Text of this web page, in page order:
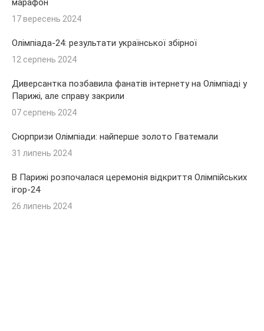
марафон
17 вересень 2024
Олімпіада-24: результати української збірної
12 серпень 2024
Диверсантка позбавила фанатів інтернету на Олімпіаді у
Парижі, але справу закрили
07 серпень 2024
Сюрпризи Олімпіади: найперше золото Гватемали
31 липень 2024
В Парижі розпочалася церемонія відкриття Олімпійських
ігор-24
26 липень 2024